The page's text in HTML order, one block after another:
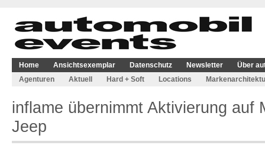
Home Ansichtsexemplar Datenschutz Newsletter
Über
Agenturen
Aktuell Hard + Soft Locations
inflame übernimmt Aktivierung auf
Jeep